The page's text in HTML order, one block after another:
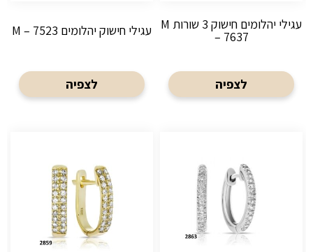
עגילי יהלומים חישוק 3 שורות M
– 7637
לצפיה
עגילי חישוק יהלומים M – 7523
לצפיה